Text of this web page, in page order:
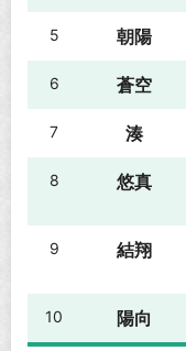
5 朝陽
6 蒼空
7 湊
8 悠真
9 結翔
10 陽向